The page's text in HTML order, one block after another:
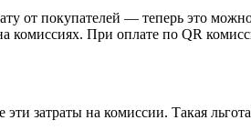
от покупателей — теперь это
При оплате по QR
затраты на комиссии. Такая